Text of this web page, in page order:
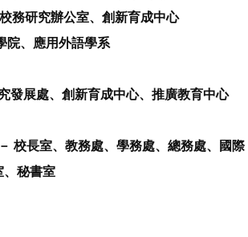
務研究辦公室、創新育成中心
用外語學系
發展處、創新育成中心、推廣教育中心
校長室、教務處、學務處、總務處、國際
、秘書室